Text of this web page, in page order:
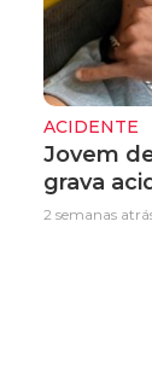
ACIDENTE
Jovem
grava
2 semanas